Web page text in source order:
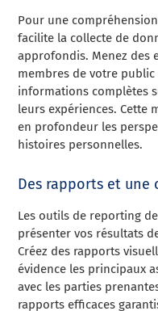
Pour une
facilite la collecte de
approfondis. Menez des
membres de votre
informations complètes
leurs expériences. Cette
en profondeur les
histoires personnelles.
Des rapports et une
Les outils de reporting
présenter vos résultats
Créez des rapports
évidence les principaux
avec les parties
rapports efficaces